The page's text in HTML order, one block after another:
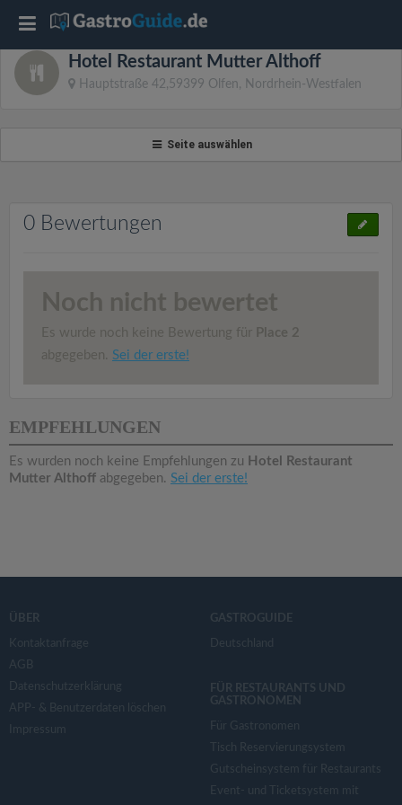
Hotel Restaurant Mutter Althoff
Hauptstraße 42,59399 Olfen, Nordrhein-Westfalen
Seite auswählen
0 Bewertungen
Noch nicht bewertet
Es wurde noch keine Bewertung für Place 2
abgegeben. Sei der erste!
EMPFEHLUNGEN
Es wurden noch keine Empfehlungen zu Hotel Restaurant
Mutter Althoff abgegeben. Sei der erste!
ÜBER
Kontaktanfrage
AGB
Datenschutzerklärung
APP- & Benutzerdaten löschen
Impressum
GASTROGUIDE
Deutschland
FÜR RESTAURANTS UND
GASTRONOMEN
Für Gastronomen
Tisch Reservierungsystem
Gutscheinsystem für Restaurants
Event- und Ticketsystem mit
T
o
i
o
n